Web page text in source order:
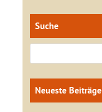
Suche
Neueste Beiträge